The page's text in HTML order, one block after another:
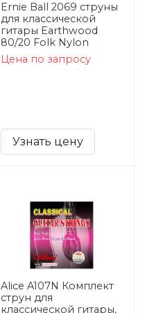
Ernie Ball 2069 струны
для классической
гитары Earthwood
80/20 Folk Nylon
Цена по запросу
Узнать цену
Alice A107N Комплект
струн для
классической гитары,